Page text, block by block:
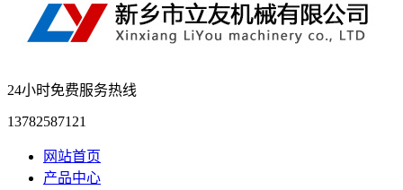
24小时免费服务热线
13782587121
网站首页
产品中心